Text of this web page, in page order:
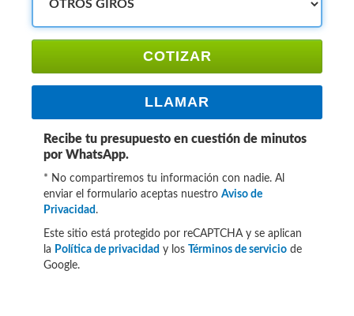
COTIZAR
LLAMAR
Recibe tu presupuesto en cuestión de minutos
por WhatsApp.
* No compartiremos tu información con nadie. Al
enviar el formulario aceptas nuestro Aviso de
Privacidad .
Este sitio está protegido por reCAPTCHA y se aplican
la Política de privacidad y los Términos de servicio de
Google.